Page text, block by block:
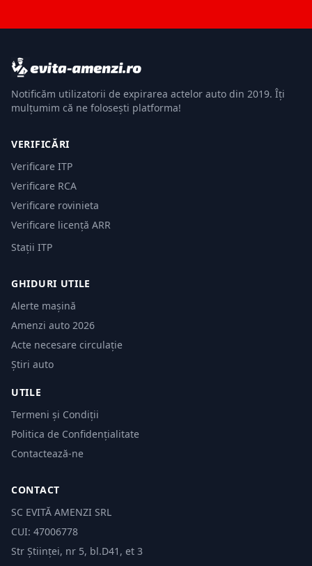
Notificăm utilizatorii de expirarea actelor auto din 2019. Îți
mulțumim că ne folosești platforma!
VERIFICĂRI
Verificare ITP
Verificare RCA
Verificare rovinieta
Verificare licență ARR
Stații ITP
GHIDURI UTILE
Alerte mașină
Amenzi auto 2026
Acte necesare circulație
Știri auto
UTILE
Termeni și Condiții
Politica de Confidențialitate
Contactează-ne
CONTACT
SC EVITĂ AMENZI SRL
CUI: 47006778
Str Științei, nr 5, bl.D41, et 3